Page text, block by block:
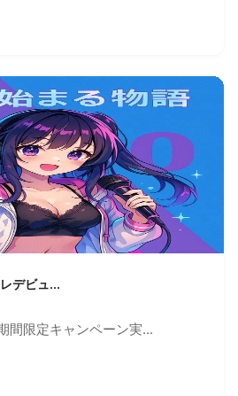
デビュ...
間限定キャンペーン実...